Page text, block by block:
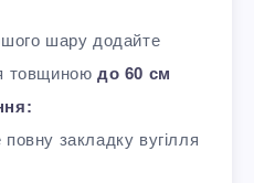
шару додайте
товщиноюдо 60 см
закладку вугілля